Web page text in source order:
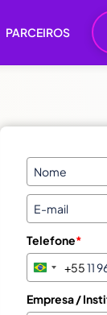
PARCEIROS
Telefone*
B
a
+55
Empresa /